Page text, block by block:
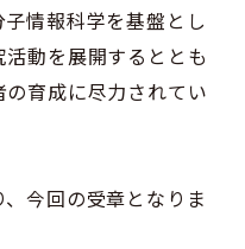
情報科学を基盤とし
動を展開するととも
育成に尽力されてい
今回の受章となりま